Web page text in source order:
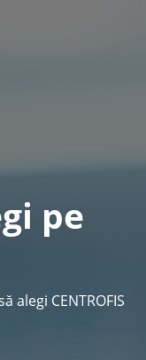
pe
CENTROFIS